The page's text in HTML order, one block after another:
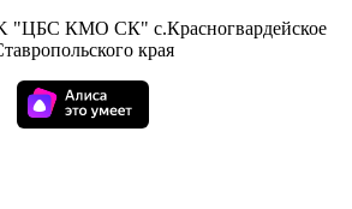
КМО СК" с.Красногвардейское
края